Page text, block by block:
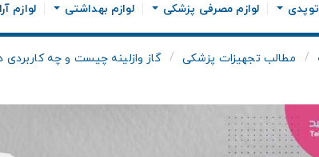
لوازم مصرفی پزشکی لوازم بهداشتی لوازم
مطالب تجهیزات پزشکی گاز وازلینه چیست و چه کاربردی